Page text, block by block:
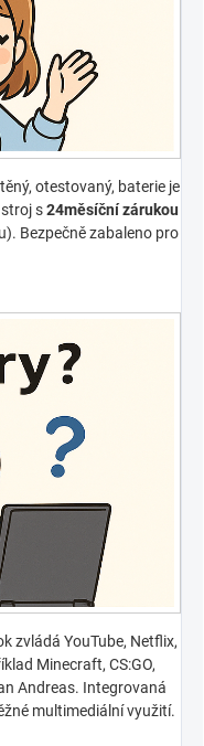
otestovaný, baterie je
s24měsíční zárukou
Bezpečně zabaleno pro
zvládá YouTube, Netflix,
Minecraft, CS:GO,
Andreas. Integrovaná
multimediální využití.